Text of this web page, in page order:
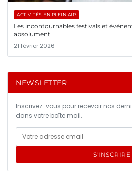
ACTIVITÉS EN PLEIN AIR
Les incontournables festivals et
absolument
21 février 2026
NEWSLETTER
Inscrivez-vous pour recevoir nos
dans votre boîte mail.
S'INSCRIRE